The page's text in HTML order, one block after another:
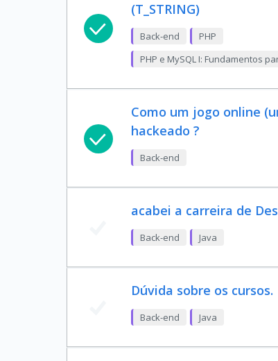
(T_STRING)
Back-end
PHP
PHP e MySQL I: Fundamentos
Como um jogo online
hackeado ?
Back-end
acabei a carreira de
Back-end Java
Dúvida sobre os cursos.
Back-end Java